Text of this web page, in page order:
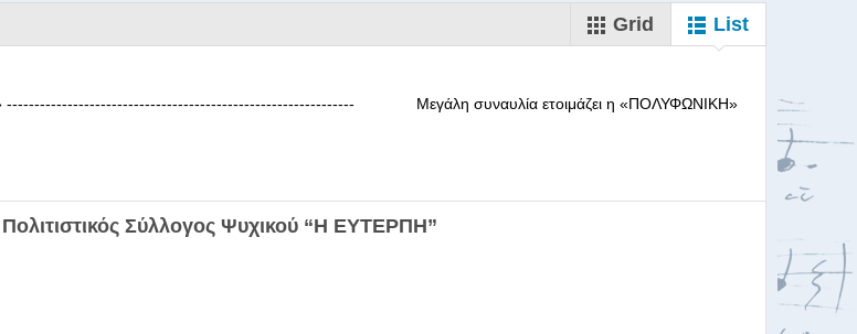
Στέγης Ελληνικών Χορωδιών
Ελληνικών Χορωδιών Βιωματική διδασκαλία για Μαέστρου...
Grid List
Μεγάλη συναυλία ετοιμάζει η «ΠΟΛΥΦΩΝΙΚΗ»
Σύλλογος Ψυχικού “Η ΕΥΤΕΡΠΗ”